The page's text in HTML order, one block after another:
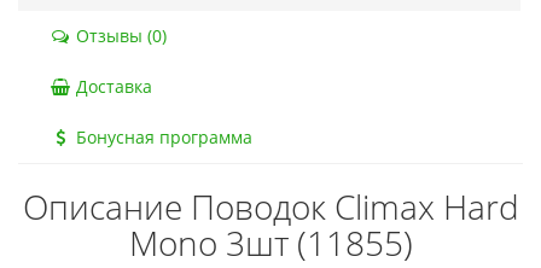
Отзывы (0)
Доставка
Бонусная программа
Описание Поводок Climax Hard
Mono 3шт (11855)